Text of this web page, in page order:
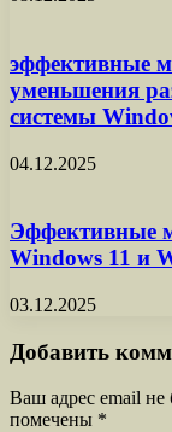
эффективные
уменьшения
системы
04.12.2025
Эффективные
Windows 11 и
03.12.2025
Добавить
Ваш адрес email не
помечены *